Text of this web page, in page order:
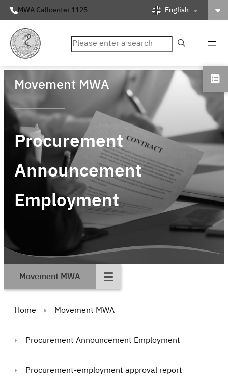
MWA Callcenter 1125 English
ค้นหา
Movement MWA
Procurement
Announcement
Employment
Movement MWA
Home Movement MWA
Procurement Announcement Employment
Procurement-employment approval report